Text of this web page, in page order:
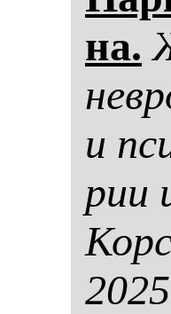
на.
и
рии